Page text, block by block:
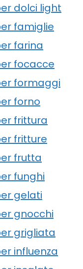
dolci light
famiglie
farina
focacce
formaggi
forno
frittura
fritture
frutta
funghi
gelati
gnocchi
grigliata
influenza